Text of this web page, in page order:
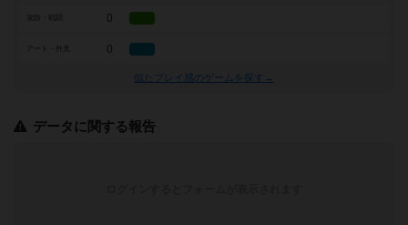
0
アート・外見 0
似たプレイ感のゲームを探す→
データに関する報告